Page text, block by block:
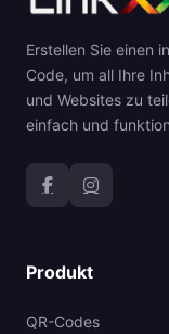
Erstellen Sie einen
Code, um all Ihre
und Websites zu
einfach und
Produkt
QR-Codes